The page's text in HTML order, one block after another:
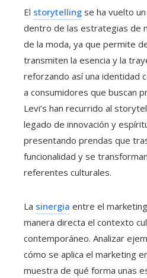
El storytelling se ha vuelto
dentro de las estrategias de
de la moda, ya que permite
transmiten la esencia y la
reforzando así una identidad
a consumidores que buscan
Levi’s han recurrido al
legado de innovación y
presentando prendas que
funcionalidad y se
referentes culturales.
La sinergia entre el
manera directa el contexto
contemporáneo. Analizar
cómo se aplica el marketing
muestra de qué forma unas